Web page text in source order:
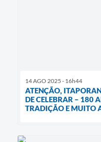
14 AGO 2025 - 16h44
ATENÇÃO,
DE CELEBRAR – 180
TRADIÇÃO E MUITO